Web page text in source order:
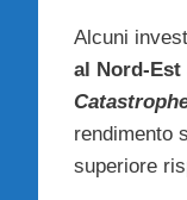
Alcuni
al Nord-
rendimento
superiore